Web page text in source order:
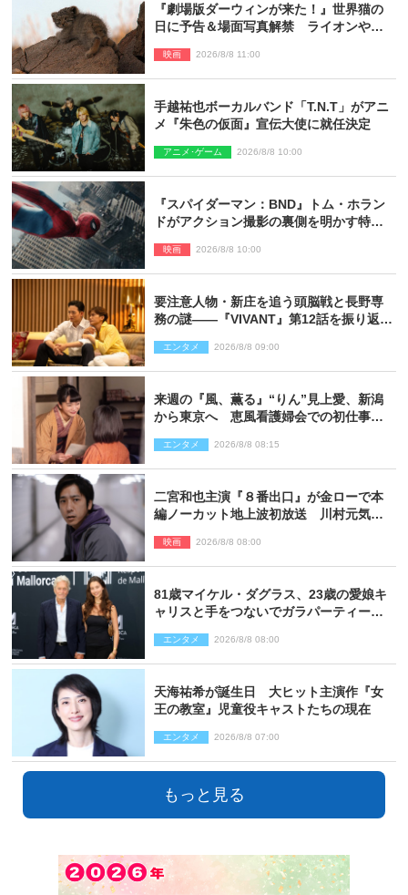
『劇場版ダーウィンが来た！』世界猫の
日に予告＆場面写真解禁 ライオンやマ
映画 2026/8/8 11:00
手越祐也ボーカルバンド「T.N.T」がアニ
メ『朱色の仮面』宣伝大使に就任決定
アニメ･ゲーム 2026/8/8 10:00
『スパイダーマン：BND』トム・ホラン
ドがアクション撮影の裏側を明かす特別
映画 2026/8/8 10:00
要注意人物・新庄を追う頭脳戦と長野専
務の謎――『VIVANT』第12話を振り返
エンタメ 2026/8/8 09:00
来週の『風、薫る』“りん”見上愛、新潟
から東京へ 恵風看護婦会での初仕事に
エンタメ 2026/8/8 08:15
二宮和也主演『８番出口』が金ローで本
編ノーカット地上波初放送 川村元気監
映画 2026/8/8 08:00
81歳マイケル・ダグラス、23歳の愛娘キ
ャリスと手をつないでガラパーティーに
エンタメ 2026/8/8 08:00
天海祐希が誕生日 大ヒット主演作『女
王の教室』児童役キャストたちの現在
エンタメ 2026/8/8 07:00
もっと見る